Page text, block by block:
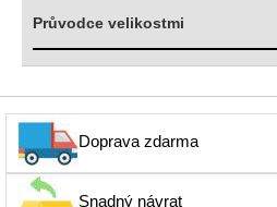
Průvodce velikostmi
Doprava zdarma
Snadný návrat